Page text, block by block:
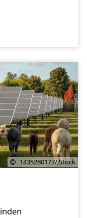
1435280177/iStock